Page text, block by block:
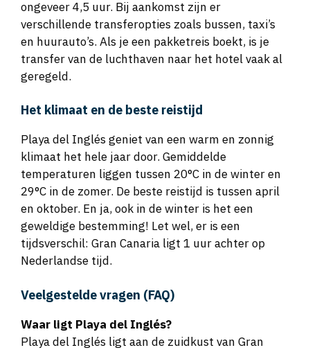
ongeveer 4,5 uur. Bij aankomst zijn er
verschillende transferopties zoals bussen, taxi’s
en huurauto’s. Als je een pakketreis boekt, is je
transfer van de luchthaven naar het hotel vaak al
geregeld.
Het klimaat en de beste reistijd
Playa del Inglés geniet van een warm en zonnig
klimaat het hele jaar door. Gemiddelde
temperaturen liggen tussen 20°C in de winter en
29°C in de zomer. De beste reistijd is tussen april
en oktober. En ja, ook in de winter is het een
geweldige bestemming! Let wel, er is een
tijdsverschil: Gran Canaria ligt 1 uur achter op
Nederlandse tijd.
Veelgestelde vragen (FAQ)
Waar ligt Playa del Inglés?
Playa del Inglés ligt aan de zuidkust van Gran